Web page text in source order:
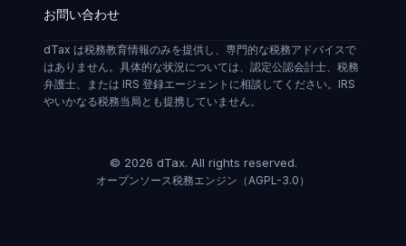
お問い合わせ
dTax は税務教育情報のみを提供し、専門的な税務アドバイスで
はありません。具体的な状況については、認定公認会計士、税務
弁護士、または IRS 登録エージェントに相談してください。IRS
やいかなる税務当局とも提携していません。
© 2026 dTax. All rights reserved.
オープンソース税務エンジン（AGPL-3.0）